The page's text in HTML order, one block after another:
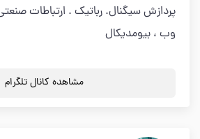
پردازش سیگنال. رباتیک . ارتباطات
وب ، بیومدیکال
مشاهده کانال تلگرام